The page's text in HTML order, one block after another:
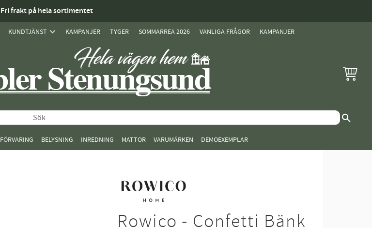
Fri frakt på hela sortimentet
KUNDTJÄNST KAMPANJER TYGER SOMMARREA 2026 VANLIGA FRÅGOR KAMPANJER
FÖRVARING BELYSNING INREDNING MATTOR VARUMÄRKEN DEMOEXEMPLAR
Rowico - Confetti Bänk